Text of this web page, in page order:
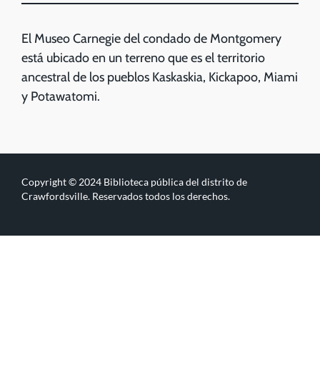
El Museo Carnegie del condado de Montgomery
está ubicado en un terreno que es el territorio
ancestral de los pueblos Kaskaskia, Kickapoo, Miami
y Potawatomi.
Copyright © 2024 Biblioteca pública del distrito de
Crawfordsville. Reservados todos los derechos.